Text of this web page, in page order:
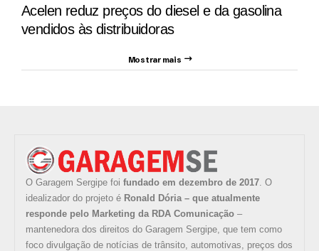
Acelen reduz preços do diesel e da gasolina
vendidos às distribuidoras
Mostrar mais
O Garagem Sergipe foi fundado em dezembro de 2017. O
idealizador do projeto é Ronald Dória – que atualmente
responde pelo Marketing da RDA Comunicação –
mantenedora dos direitos do Garagem Sergipe, que tem como
foco divulgação de notícias de trânsito, automotivas, preços dos